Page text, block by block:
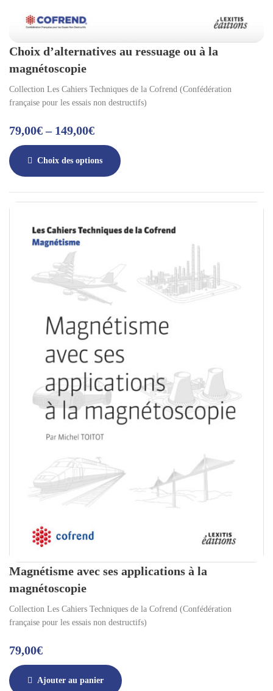
Choix d’alternatives au ressuage ou à la
magnétoscopie
Collection Les Cahiers Techniques de la Cofrend (Confédération
française pour les essais non destructifs)
79,00€– 149,00€
Choix des options
Magnétisme avec ses applications à la
magnétoscopie
Collection Les Cahiers Techniques de la Cofrend (Confédération
française pour les essais non destructifs)
79,00€
Ajouter au panier